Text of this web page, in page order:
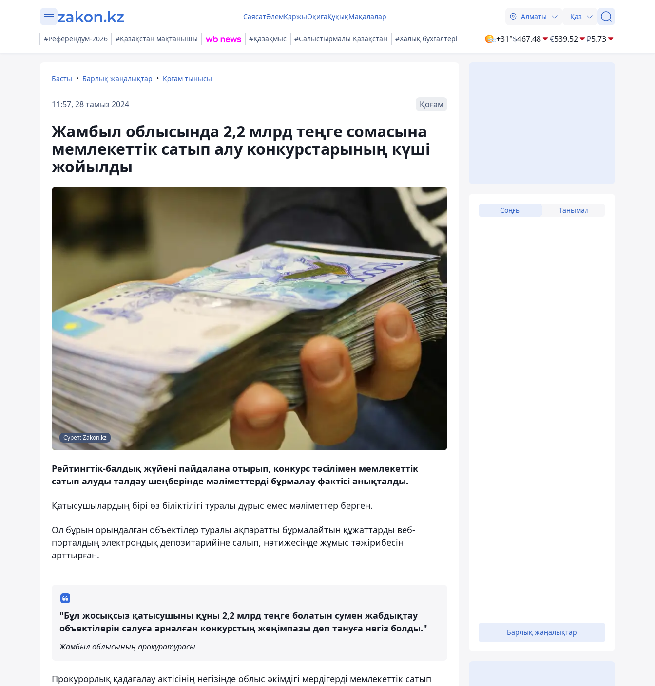
СаясатӘлемҚаржыОқиғаҚұқықМақалалар Алматы Қаз
#Референдум-2026 #Қазақстан мақтанышы #Қазақмыс #Салыстырмалы Қазақстан #Халық бухгалтері +31°$467.48 €539.52 ₽5.73
Басты Барлық жаңалықтар Қоғам тынысы
11:57, 28 тамыз 2024 Қоғам
Жамбыл облысында 2,2 млрд теңге сомасына
мемлекеттік сатып алу конкурстарының күші
жойылды
Сурет: Zakon.kz
Рейтингтік-балдық жүйені пайдалана отырып, конкурс тәсілімен мемлекеттік
сатып алуды талдау шеңберінде мәліметтерді бұрмалау фактісі анықталды.
Қатысушылардың бірі өз біліктілігі туралы дұрыс емес мәліметтер берген.
Ол бұрын орындалған объектілер туралы ақпаратты бұрмалайтын құжаттарды веб-
порталдың электрондық депозитарийіне салып, нәтижесінде жұмыс тәжірибесін
арттырған.
"Бұл жосықсыз қатысушыны құны 2,2 млрд теңге болатын сумен жабдықтау
объектілерін салуға арналған конкурстың жеңімпазы деп тануға негіз болды."
Жамбыл облысының прокуратурасы
Прокурорлық қадағалау актісінің негізінде облыс әкімдігі мердігерді мемлекеттік сатып
Соңғы Танымал
Барлық жаңалықтар